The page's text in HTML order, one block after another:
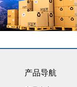
产品导航